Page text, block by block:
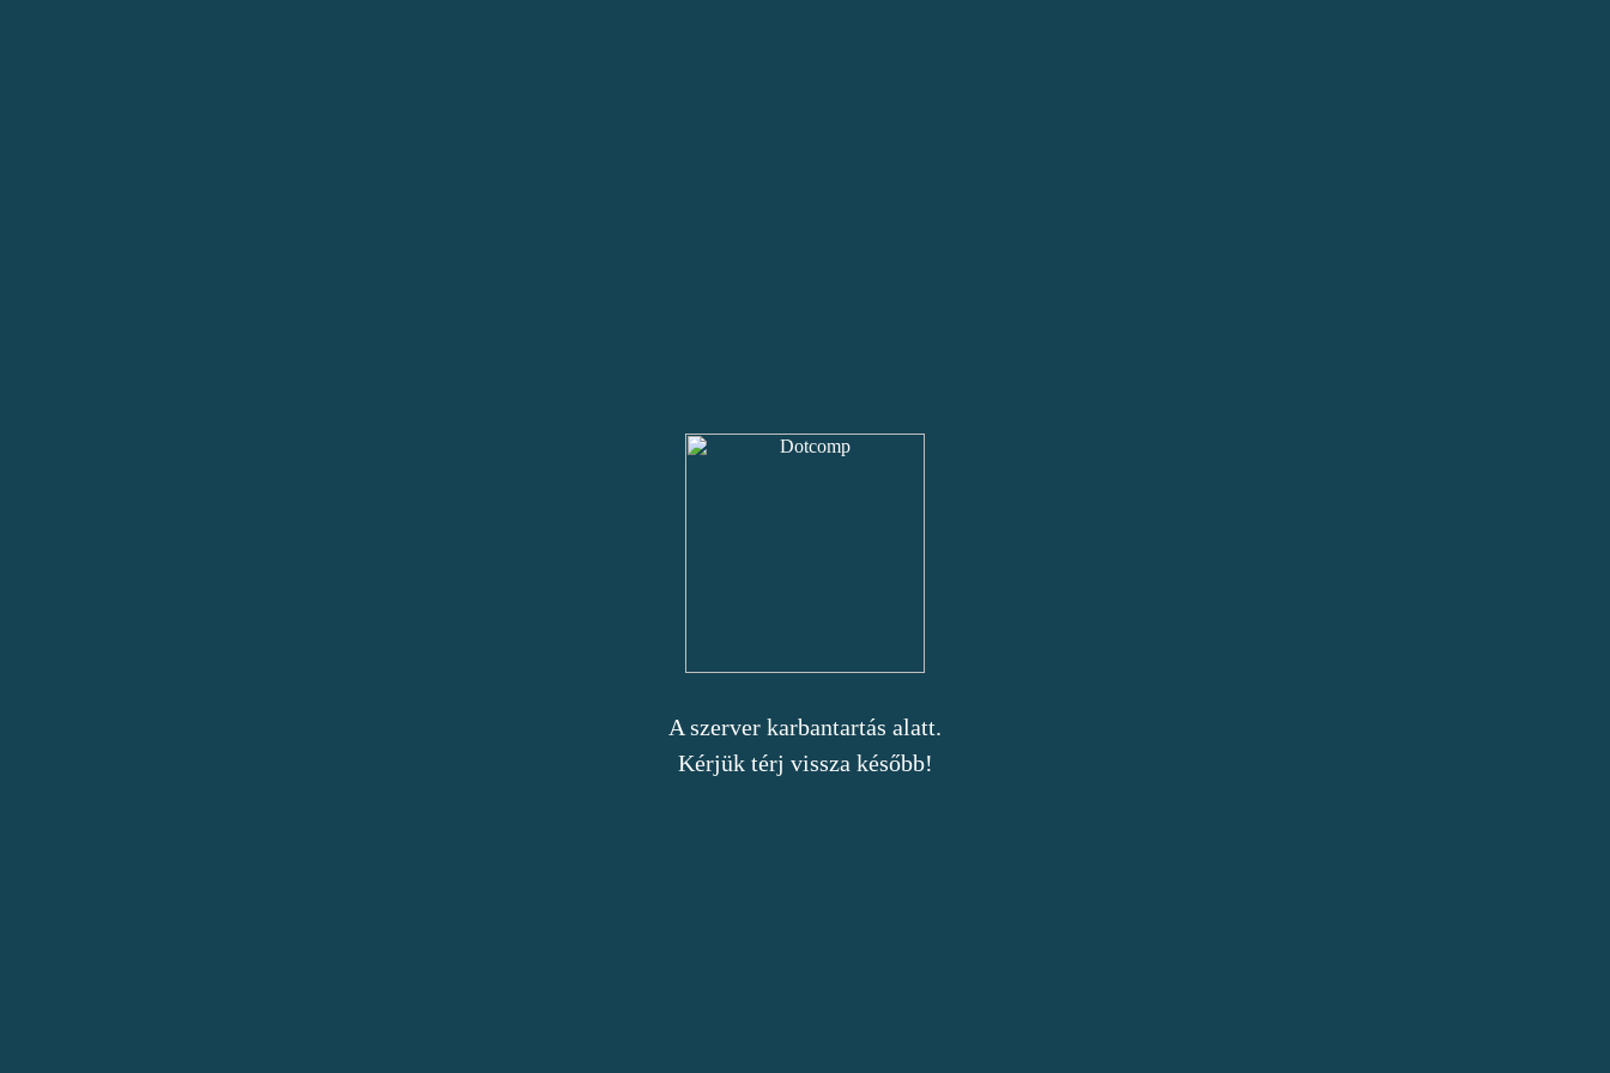
A szerver karbantartás alatt.
Kérjük térj vissza később!